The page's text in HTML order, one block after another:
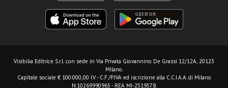
Visibilia Editrice S.r.l. con sede in Via Privata Giovannino De Grassi 12/12A, 20123
Milano.
Capitale sociale € 100.000,00 I.V. - C.F./P.IVA ed iscrizione alla C.C.I.A.A. di Milano
N.10269990965 - REA MI-2519578.